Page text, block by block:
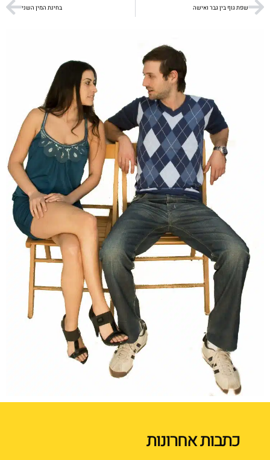
שפת גוף בין גבר ואישה בחינת המין השני
כתבות אחרונות